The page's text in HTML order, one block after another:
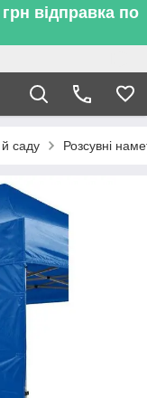
відправка по
саду Розсувні